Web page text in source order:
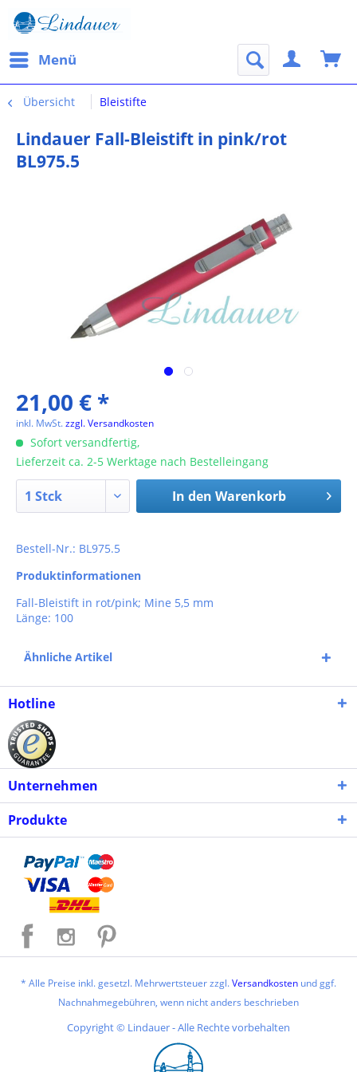
Menü
Übersicht Bleistifte
Lindauer Fall-Bleistift in pink/rot
BL975.5
21,00 € *
inkl. MwSt.zzgl. Versandkosten
Sofort versandfertig,
Lieferzeit ca. 2-5 Werktage nach Bestelleingang
In den Warenkorb
Bestell-Nr.: BL975.5
Produktinformationen
Fall-Bleistift in rot/pink; Mine 5,5 mm
Länge: 100
Ähnliche Artikel
Hotline
Unternehmen
Produkte
* Alle Preise inkl. gesetzl. Mehrwertsteuer zzgl.Versandkosten und ggf.
Nachnahmegebühren, wenn nicht anders beschrieben
Copyright © Lindauer - Alle Rechte vorbehalten